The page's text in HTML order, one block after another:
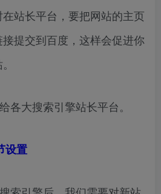
站长平台，要把网站的主页
提交到百度，这样会促进你
各大搜索引擎站长平台。
设置